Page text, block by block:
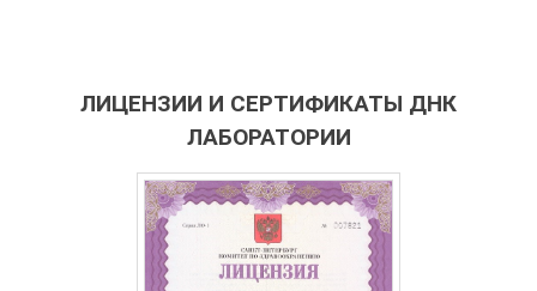
ЛИЦЕНЗИИ И СЕРТИФИКАТЫ ДНК
ЛАБОРАТОРИИ